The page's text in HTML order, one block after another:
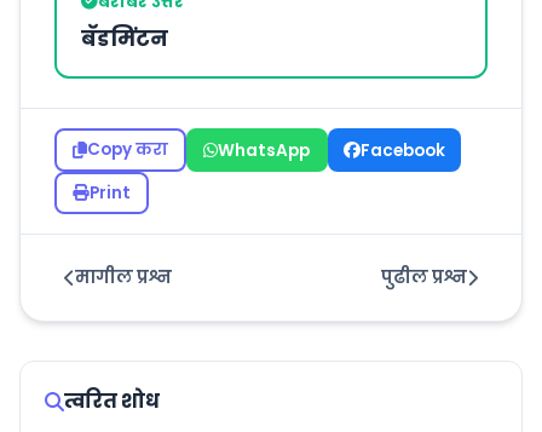
बॅडमिंटन
Copy करा WhatsApp
Facebook
Print
मागील प्रश्न पुढील प्रश्न
त्वरित शोध